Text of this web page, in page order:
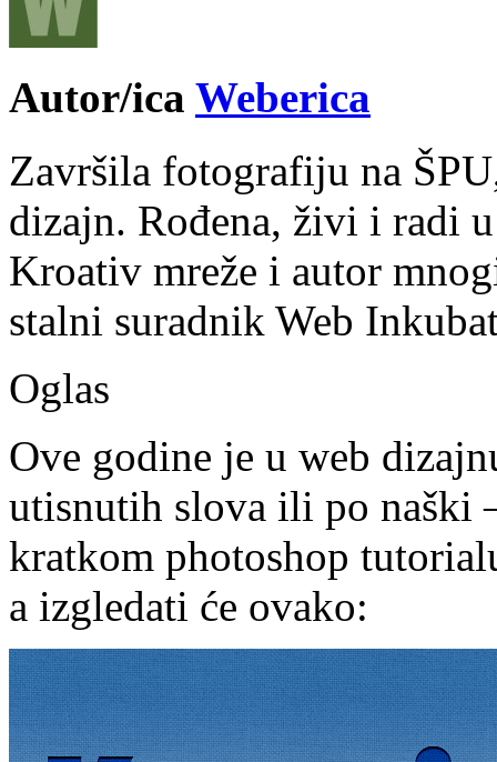
Autor/ica Weberica
Završila fotografiju na
dizajn. Rođena, živi i radi
Kroativ mreže i autor
stalni suradnik Web
Oglas
Ove godine je u web
utisnutih slova ili po naški
kratkom photoshop
a izgledati će ovako: